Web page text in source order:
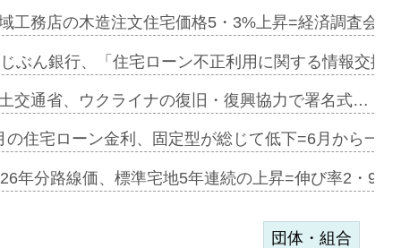
も城南エ…
合型の賃…
ンカフェ…
協業=お互…
コリビング…
工務店の木造注文住宅価格5・3%上昇=経済調査会
ぶん銀行、「住宅ローン不正利用に関する情報交換
交通省、ウクライナの復旧・復興協力で署名式…
の住宅ローン金利、固定型が総じて低下=6月から一
年分路線価、標準宅地5年連続の上昇=伸び率2・
団体・組合